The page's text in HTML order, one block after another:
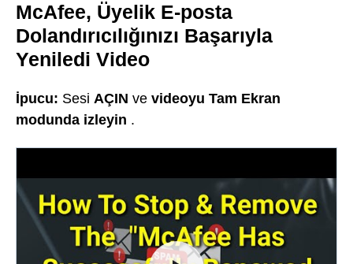
McAfee, Üyelik E-posta
Dolandırıcılığınızı Başarıyla
Yeniledi Video
İpucu: Sesi AÇIN ve videoyu Tam Ekran
modunda izleyin .